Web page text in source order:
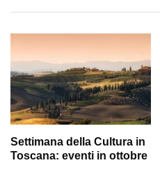
Settimana della Cultura in
Toscana: eventi in ottobre